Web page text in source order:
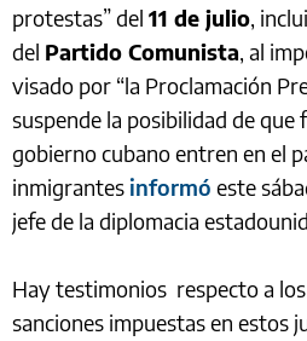
protestas” del 11 de julio,
del Partido Comunista, al
visado por “la Proclamación
suspende la posibilidad de que
gobierno cubano entren en el
inmigrantes informó este
jefe de la diplomacia
Hay testimonios respecto a
sanciones impuestas en estos